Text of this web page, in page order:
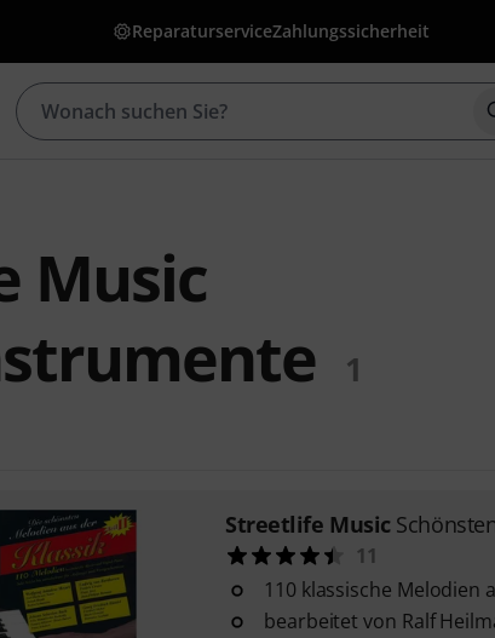
ReparaturserviceZahlungssicherheit
Music
1
Streetlife Music
11
110 klassische Melodien
bearbeitet von Ralf